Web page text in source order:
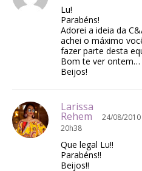
Lu!
Parabéns!
Adorei a ideia da
achei o máximo
fazer parte desta
Bom te ver ontem…
Beijos!
Larissa
Rehem
24/08/2010
20h38
Que legal Lu!!
Parabéns!!
Beijos!!